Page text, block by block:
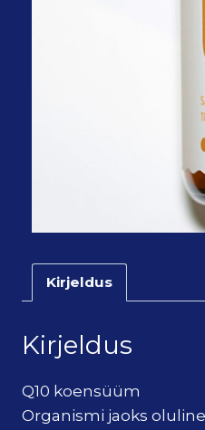
Kirjeldus
Kirjeldus
Q10 koensüüm
Organismi jaoks